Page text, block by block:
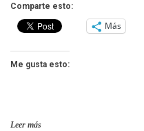
Comparte esto:
Más
Me gusta esto:
Leer más